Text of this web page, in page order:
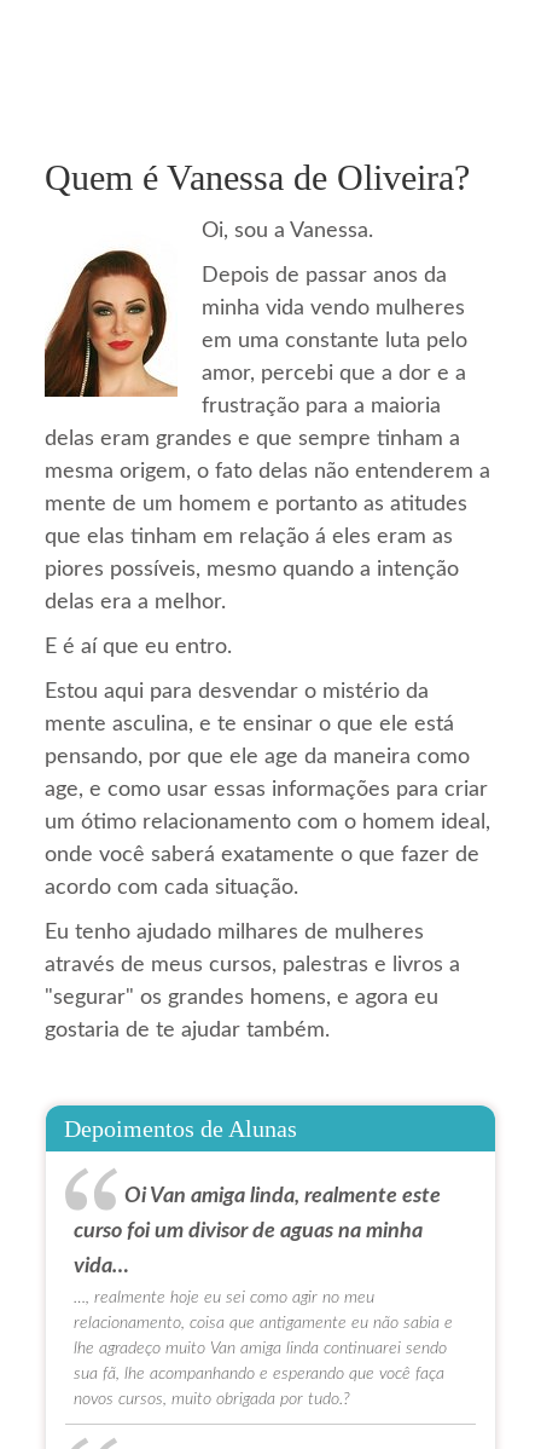
Quem é Vanessa de Oliveira?
Oi, sou a Vanessa.
Depois de passar anos da
minha vida vendo mulheres
em uma constante luta pelo
amor, percebi que a dor e a
frustração para a maioria
delas eram grandes e que sempre tinham a
mesma origem, o fato delas não entenderem a
mente de um homem e portanto as atitudes
que elas tinham em relação á eles eram as
piores possíveis, mesmo quando a intenção
delas era a melhor.
E é aí que eu entro.
Estou aqui para desvendar o mistério da
mente asculina, e te ensinar o que ele está
pensando, por que ele age da maneira como
age, e como usar essas informações para criar
um ótimo relacionamento com o homem ideal,
onde você saberá exatamente o que fazer de
acordo com cada situação.
Eu tenho ajudado milhares de mulheres
através de meus cursos, palestras e livros a
"segurar" os grandes homens, e agora eu
gostaria de te ajudar também.
Depoimentos de Alunas
Oi Van amiga linda, realmente este
curso foi um divisor de aguas na minha
vida…
…, realmente hoje eu sei como agir no meu
relacionamento, coisa que antigamente eu não sabia e
lhe agradeço muito Van amiga linda continuarei sendo
sua fã, lhe acompanhando e esperando que você faça
novos cursos, muito obrigada por tudo.?